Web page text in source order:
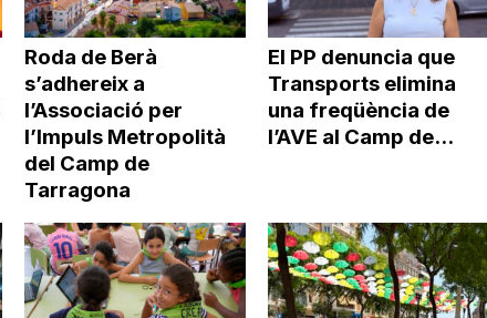
Roda de Berà
s’adhereix a
l’Associació per
l’Impuls Metropolità
del Camp de
Tarragona
El PP denuncia que
Transports elimina
una freqüència de
l’AVE al Camp de...